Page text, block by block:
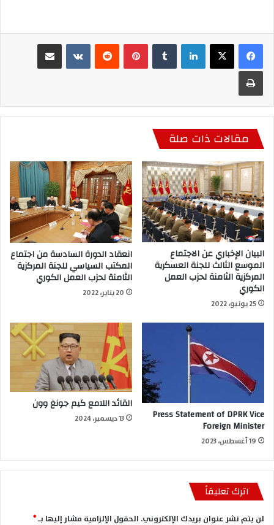
لينكدإن بينتيريست مشاركة عبر البريد
طباعة
مقالات ذات صلة
البيان الإخباري عن الاجتماع
الموسع الثالث للجنة العسكرية
المركزية الثامنة لحزب العمل
الكوري
25 يونيو، 2022
انعقاد الدورة السادسة من اجتماع
المكتب السياسي للجنة المركزية
الثامنة لحزب العمل الكوري
20 يناير، 2022
Press Statement of DPRK Vice
Foreign Minister
19 أغسطس، 2023
القائد اللامع كيم جونغ وون
13 ديسمبر، 2024
اترك تعليقاً
لن يتم نشر عنوان بريدك الإلكتروني. الحقول الإلزامية مشار إليها بـ*